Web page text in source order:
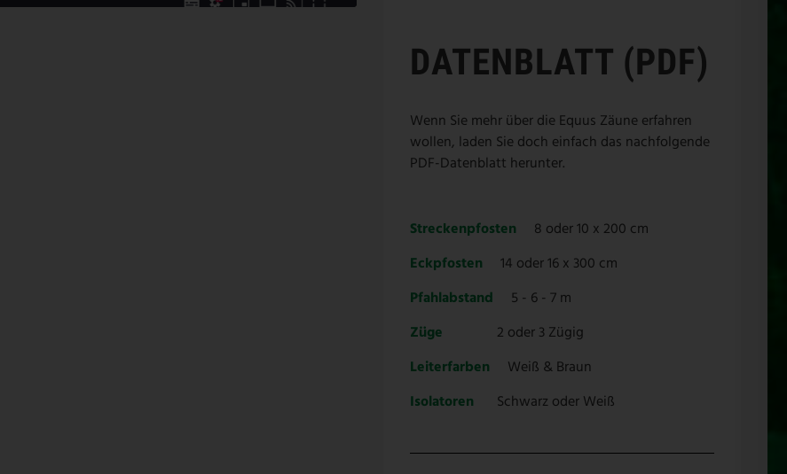
DATENBLATT (PDF)
Wenn Sie mehr über die Equus Zäune erfahren
wollen, laden Sie doch einfach das nachfolgende
PDF-Datenblatt herunter.
Streckenpfosten
8 oder 10 x 200 cm
Eckpfosten
14 oder 16 x 300 cm
Pfahlabstand
5 - 6 - 7 m
Züge
2 oder 3 Zügig
Leiterfarben
Weiß & Braun
Isolatoren
Schwarz oder Weiß